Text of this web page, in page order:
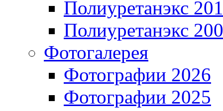
Полиуретанэкс
Полиуретанэкс
Фотогалерея
Фотографии 2026
Фотографии 2025